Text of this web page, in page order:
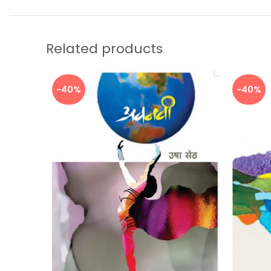
Related products
-40% -40%